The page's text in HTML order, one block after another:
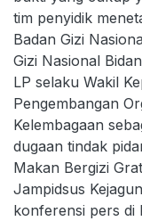
tim penyidik
Badan Gizi
Gizi Nasional
LP selaku Wakil
Pengembangan
Kelembagaan
dugaan tindak
Makan Bergizi
Jampidsus
konferensi pers di